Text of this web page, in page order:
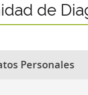
de
Personales